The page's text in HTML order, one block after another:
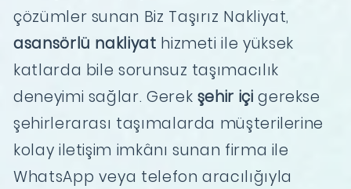
çözümler sunan Biz Taşırız Nakliyat,
asansörlü nakliyat hizmeti ile yüksek
katlarda bile sorunsuz taşımacılık
deneyimi sağlar. Gerek şehir içi gerekse
şehirlerarası taşımalarda müşterilerine
kolay iletişim imkânı sunan firma ile
WhatsApp veya telefon aracılığıyla